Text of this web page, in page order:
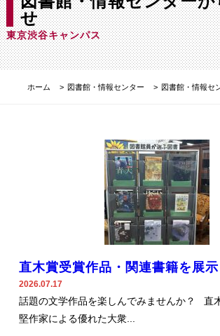
せ
東京渋谷キャンパス
ホーム 図書館・情報センター 図書館・情報セ
直木賞受賞作品・関連書籍を展
2026.07.17
話題の文学作品を楽しんでみませんか？ 直
堅作家による優れた大衆...